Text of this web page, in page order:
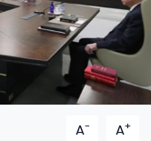
A- A+